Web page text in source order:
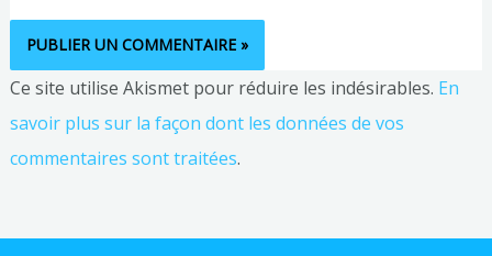
Ce site utilise Akismet pour réduire les indésirables. En
savoir plus sur la façon dont les données de vos
commentaires sont traitées.